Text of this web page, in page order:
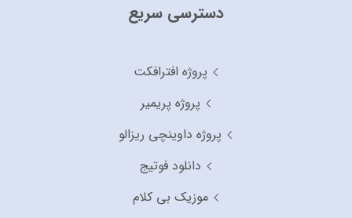
دسترسی سریع
پروژه افترافکت
پروژه پریمیر
پروژه داوینچی ریزالو
دانلود فوتیج
موزیک بی کلام